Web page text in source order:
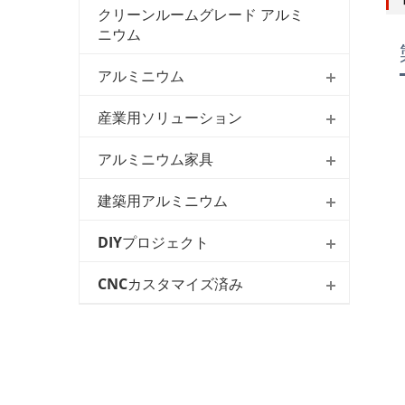
クリーンルームグレード アルミ
ニウム
アルミニウム
産業用ソリューション
アルミニウム家具
建築用アルミニウム
DIYプロジェクト
CNCカスタマイズ済み